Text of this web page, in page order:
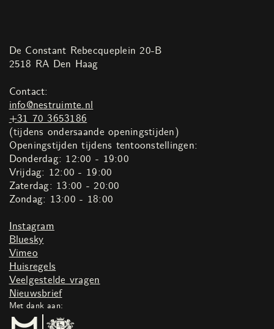
De Constant Rebecqueplein 20-B
2518 RA Den Haag
Contact:
info@nestruimte.nl
+31 70 3653186
(tijdens ondersaande openingstijden)
Openingstijden tijdens tentoonstellingen:
Donderdag: 12:00 - 19:00
Vrijdag: 12:00 - 19:00
Zaterdag: 13:00 - 20:00
Zondag: 13:00 - 18:00
Instagram
Bluesky
Vimeo
Huisregels
Veelgestelde vragen
Nieuwsbrief
Met dank aan: